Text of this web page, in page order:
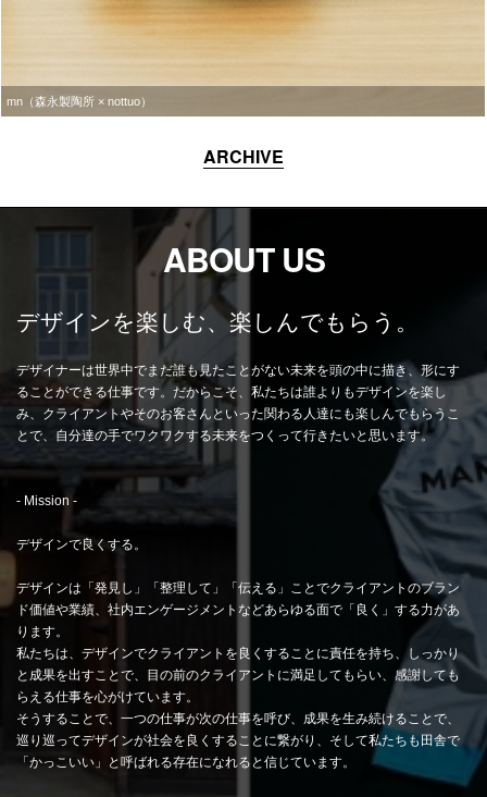
mn（森永製陶所 × nottuo）
ARCHIVE
ABOUT US
デザインを楽しむ、楽しんでもらう。
デザイナーは世界中でまだ誰も見たことがない未来を頭の中に描き、形にす
ることができる仕事です。だからこそ、私たちは誰よりもデザインを楽し
み、クライアントやそのお客さんといった関わる人達にも楽しんでもらうこ
とで、自分達の手でワクワクする未来をつくって行きたいと思います。
- Mission -
デザインで良くする。
デザインは「発見し」「整理して」「伝える」ことでクライアントのブラン
ド価値や業績、社内エンゲージメントなどあらゆる面で「良く」する力があ
ります。
私たちは、デザインでクライアントを良くすることに責任を持ち、しっかり
と成果を出すことで、目の前のクライアントに満足してもらい、感謝しても
らえる仕事を心がけています。
そうすることで、一つの仕事が次の仕事を呼び、成果を生み続けることで、
巡り巡ってデザインが社会を良くすることに繋がり、そして私たちも田舎で
「かっこいい」と呼ばれる存在になれると信じています。